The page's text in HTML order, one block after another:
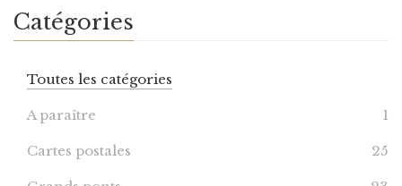
Catégories
Toutes les catégories
A paraître 1
Cartes postales 25